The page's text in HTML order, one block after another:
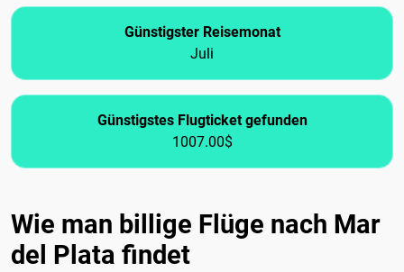
Günstigster Reisemonat
Juli
Günstigstes Flugticket gefunden
1007.00$
Wie man billige Flüge nach Mar
del Plata findet